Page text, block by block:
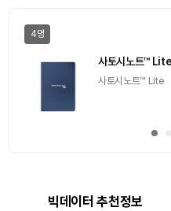
일반
[Episode 12]
드랍 받자!
빅데이터 추천정보